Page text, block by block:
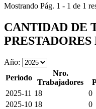
Mostrando Pág. 1 - 1 de 1
CANTIDAD DE
Año:
Periodo
Nro.
Trabajadores
2025-11 18 0
2025-10 18 0